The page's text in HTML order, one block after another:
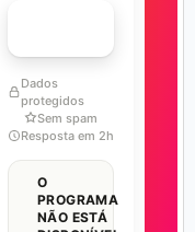
Dados
protegidos
Sem spam
Resposta em 2h
O
PROGRAMA
NÃO ESTÁ